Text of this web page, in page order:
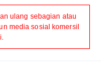
ulang sebagian atau
media sosial komersil